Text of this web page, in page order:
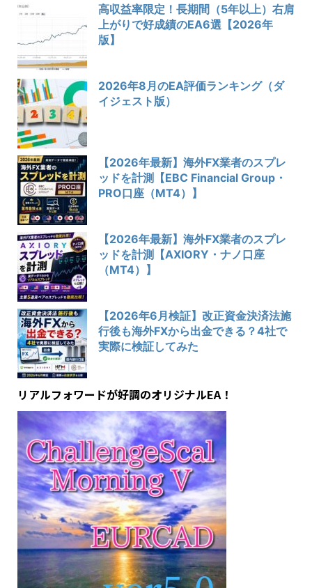
高収益率限定！長期間（5年以上）右肩
上がりで好成績のEA6選【2026年
版】
2026年8月のEA評価ランキング（ダ
イジェスト版）
【2026年最新】海外FX業者のスプレ
ッドを計測【EBC Financial Group・
PRO口座（MT4）】
【2026年最新】海外FX業者のスプレ
ッドを計測【AXIORY・ナノ口座
（MT4）】
【2026年6月検証】改正資金決済法施
行後も海外FXから出金できる？4社で
実際に検証してみた
リアルフォワードが好調のオリジナルEA！